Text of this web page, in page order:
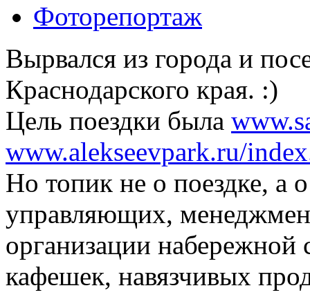
Фоторепортаж
Вырвался из города и
Краснодарского края. :)
Цель поездки была
www.alekseevpark.ru/
Но топик не о поездке, а
управляющих,
организации набережной
кафешек, навязчивых